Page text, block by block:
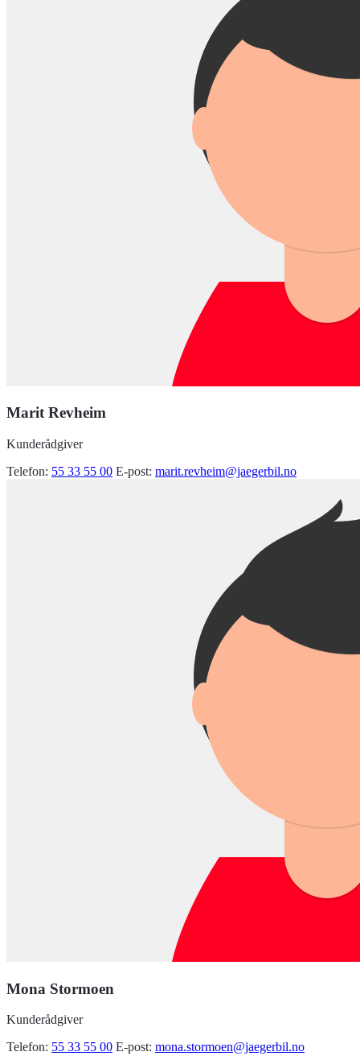
Marit Revheim
Kunderådgiver
Telefon: 55 33 55 00 E-post: marit.revheim@jaegerbil.no
Mona Stormoen
Kunderådgiver
Telefon: 55 33 55 00 E-post: mona.stormoen@jaegerbil.no